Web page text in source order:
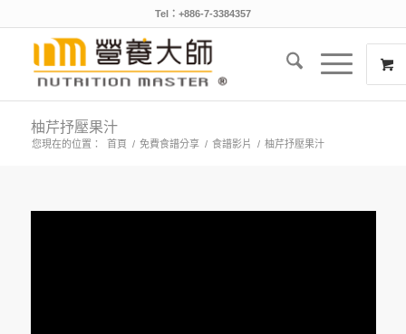
Tel：+886-7-3384357
柚芹抒壓果汁
您現在的位置： 首頁 / 免費食譜分享 / 食譜影片 / 柚芹抒壓果汁